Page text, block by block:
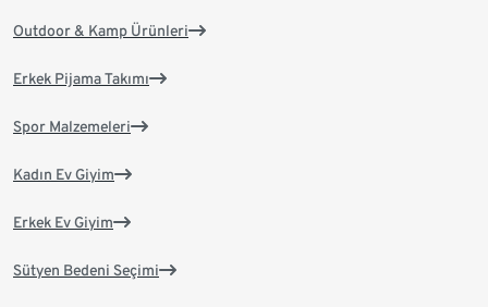
Outdoor & Kamp Ürünleri
Erkek Pijama Takımı
Spor Malzemeleri
Kadın Ev Giyim
Erkek Ev Giyim
Sütyen Bedeni Seçimi